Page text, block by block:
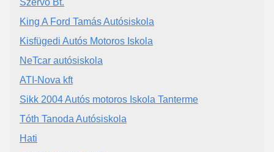
Szervo Bt.
King A Ford Tamás Autósiskola
Kisfügedi Autós Motoros Iskola
NeTcar autósiskola
ATI-Nova kft
Sikk 2004 Autós motoros Iskola Tanterme
Tóth Tanoda Autósiskola
Hati